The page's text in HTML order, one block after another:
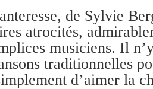
de Sylvie
atrocités,
musiciens. Il
traditionnelles
d’aimer la